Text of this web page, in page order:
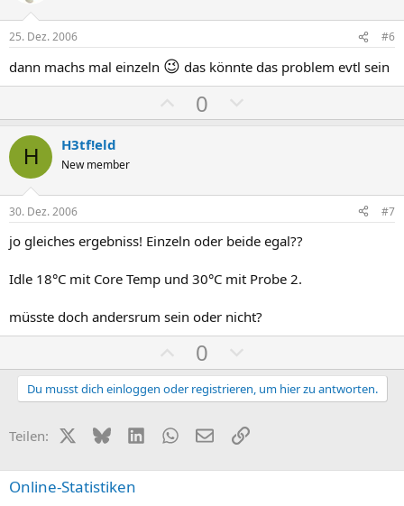
m m
t
v
e
t
t
v
e
t
25. Dez. 2006 #6
dann machs mal einzeln 😉 das könnte das problem evtl sein
o
t
v
e
S
i
m
m
e
0
e
t
v
e
S
i
m
m
e
H H3tf!eld
New member
30. Dez. 2006 #7
jo gleiches ergebniss! Einzeln oder beide egal??
Idle 18°C mit Core Temp und 30°C mit Probe 2.
müsste doch andersrum sein oder nicht?
o
s
v
0
e
g
t
v
Du musst dich einloggen oder registrieren, um hier zu antworten.
Teilen: X (Twitter)
BlueskyLinkedInWhatsApp
E-MailLink
Online-Statistiken